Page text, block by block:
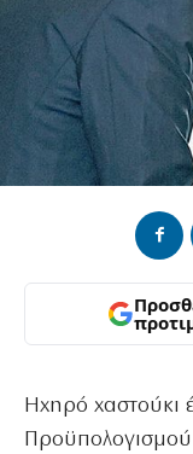
Ηχηρό χαστούκι